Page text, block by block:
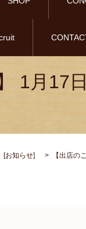
1月17
[お知らせ] 【出店の